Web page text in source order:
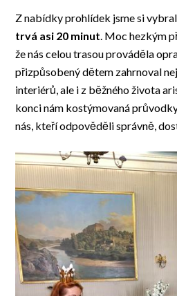
Z nabídky prohlídek jsme si
trvá asi 20 minut. Moc hezkým
že nás celou trasou prováděla
přizpůsobený dětem zahrnoval
interiérů, ale i z běžného života
konci nám kostýmovaná
nás, kteří odpověděli správně,